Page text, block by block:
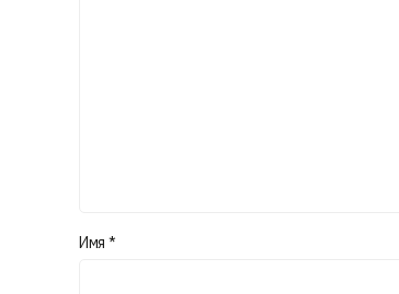
Имя *